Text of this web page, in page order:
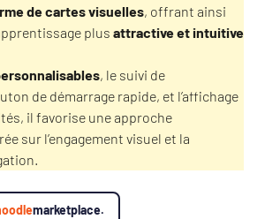
de cartes visuelles, offrant ainsi
plus attractive et intuitive
, le suivi de
de démarrage rapide, et l’affichage
il favorise une approche
sur l’engagement visuel et la
marketplace.